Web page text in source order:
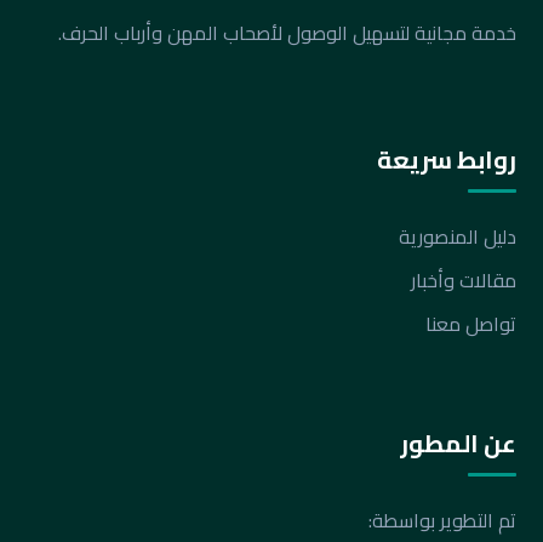
خدمة مجانية لتسهيل الوصول لأصحاب المهن وأرباب الحرف.
روابط سريعة
دليل المنصورية
مقالات وأخبار
تواصل معنا
عن المطور
تم التطوير بواسطة: